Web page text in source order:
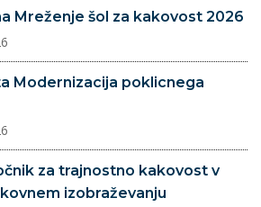
Mreženje šol za kakovost 2026
Modernizacija poklicnega
za trajnostno kakovost v
izobraževanju